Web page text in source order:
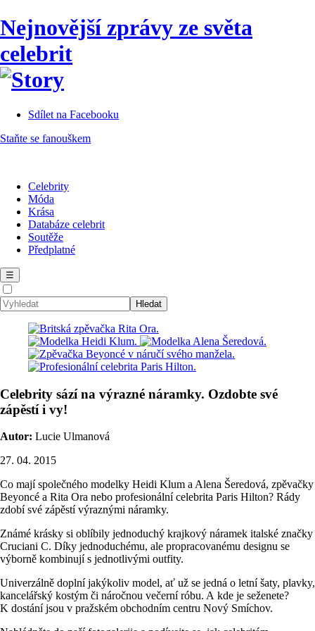
Nejnovější zprávy ze světa
celebrit
Sdílet na Facebooku
Staňte se fanouškem
Celebrity
Móda
Krása
Databáze celebrit
Soutěže
Předplatné
☰
Celebrity sází na výrazné náramky. Ozdobte své
zápěstí i vy!
Autor: Lucie Ulmanová
27. 04. 2015
Co mají společného modelky Heidi Klum a Alena Šeredová, zpěvačky
Beyoncé a Rita Ora nebo profesionální celebrita Paris Hilton? Rády
zdobí své zápěstí výraznými náramky.
Známé krásky si oblíbily jednoduchý krajkový náramek italské značky
Cruciani C. Díky jednoduchému, ale propracovanému designu se
výborně kombinují s jednotlivými outfity.
Univerzálně doplní jakýkoliv model, ať už se jedná o letní šaty, plavky,
kancelářský kostým či náročnou večerní róbu. A kde je seženete?
K dostání jsou v pražském obchodním centru Nový Smíchov.